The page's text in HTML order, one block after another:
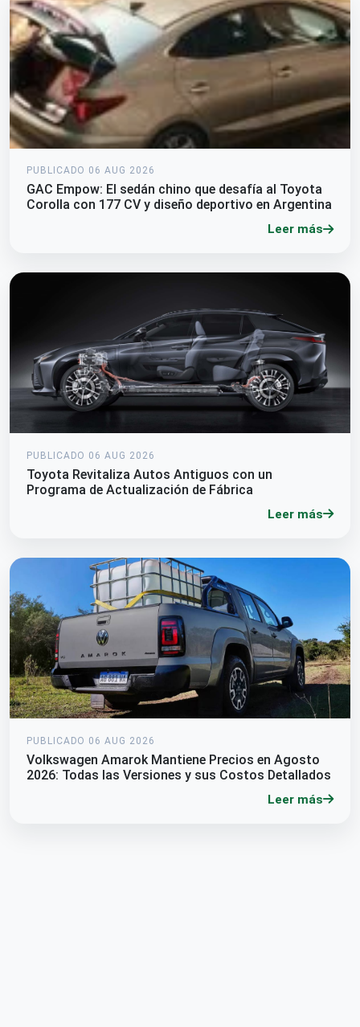
PUBLICADO 06 AUG 2026
GAC Empow: El sedán chino que desafía al Toyota
Corolla con 177 CV y diseño deportivo en Argentina
Leer más
PUBLICADO 06 AUG 2026
Toyota Revitaliza Autos Antiguos con un
Programa de Actualización de Fábrica
Leer más
PUBLICADO 06 AUG 2026
Volkswagen Amarok Mantiene Precios en Agosto
2026: Todas las Versiones y sus Costos Detallados
Leer más